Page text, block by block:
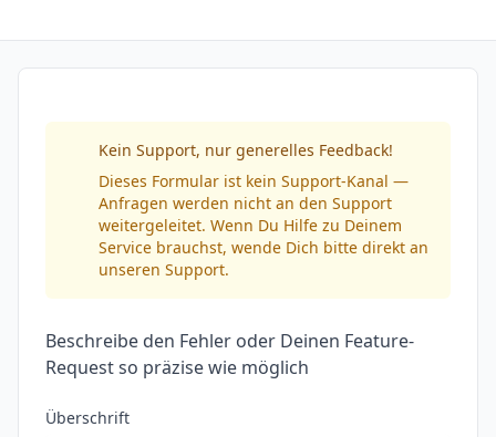
Kein Support, nur generelles Feedback!
Dieses Formular ist kein Support-Kanal —
Anfragen werden nicht an den Support
weitergeleitet. Wenn Du Hilfe zu Deinem
Service brauchst, wende Dich bitte direkt an
unseren Support.
Beschreibe den Fehler oder Deinen Feature-
Request so präzise wie möglich
Überschrift